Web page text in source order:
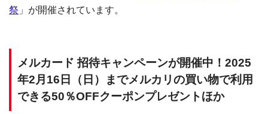
祭 」が開催されています。
メルカード 招待キャンペーンが開催中！2025
年2月16日（日）までメルカリの買い物で利用
できる50％OFFクーポンプレゼントほか